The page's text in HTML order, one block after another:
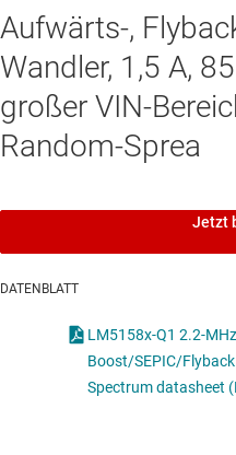
Aufwärts-,
Wandler, 1,5 A,
großer VIN-
Random-Sprea
Jetzt
DATENBLATT
LM5158x-Q1 2.2-
Boost/SEPIC/Flyback Converter
Spectrum datasheet